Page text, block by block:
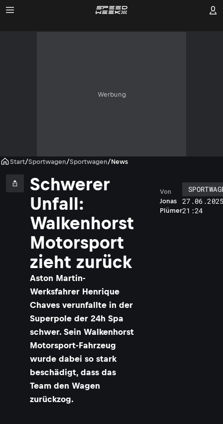
Werbung
Start/Sportwagen/Sportwagen/News
Schwerer
Unfall:
Walkenhorst
Motorsport
zieht zurück
Aston Martin-
Werksfahrer Henrique
Chaves verunfallte in der
Superpole der 24h Spa
schwer. Sein Walkenhorst
Motorsport-Fahrzeug
wurde dabei so stark
beschädigt, dass das
Team den Wagen
zurückzog.
Jonas
Plümer
Von
21:24